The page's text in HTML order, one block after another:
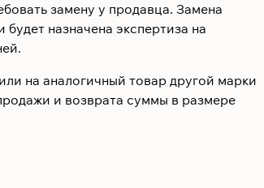
замену у продавца. Замена
назначена экспертиза на
на аналогичный товар другой марки
и возврата суммы в размере